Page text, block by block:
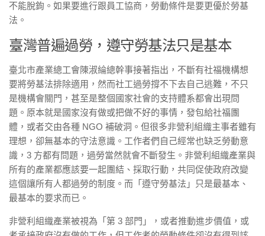
不能脫鉤。如果要進行跟員工協商，勞動條件是要更優於勞基
法。
臺灣普遍過勞，遵守勞基法只是基本
臺北市產業總工會陳淑綸總幹事接著指出，不斷有社福機構想
要將勞基法排除適用，然而社工過勞撐不下去自己逃難，不只
是機構會關門，甚至是整個國家社會的支持體系都會出現問
題。原本就是國家沒有做或把做不好的事情，發包給社福團
體，或者交由各種 NGO 補破洞。但很多非營利組織主事者雖有
理想，卻無基本的守法意識。工作者們自己經常也缺乏勞動意
識，3 方都有問題，過勞當然就會不斷發生。非營利組織產業與
所有的產業都應該要一起團結、採取行動，共同促使政府改變
這個讓所有人都過勞的制度。而「遵守勞基法」只是最基本、
最基本的要求而已。
非營利組織產業被視為「第 3 部門」，或者推動進步價值，或